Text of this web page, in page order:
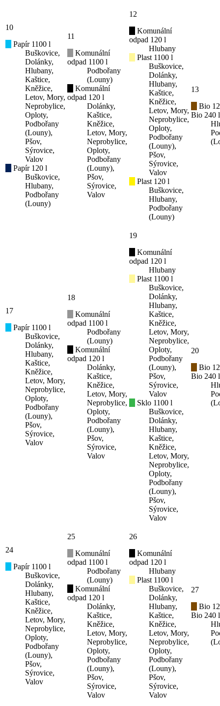
10
Papír 1100 l
Buškovice,
Dolánky,
Hlubany,
Kaštice,
Kněžice,
Letov, Mory,
Neprobylice,
Oploty,
Podbořany
(Louny),
Pšov,
Sýrovice,
Valov
Papír 120 l
Buškovice,
Hlubany,
Podbořany
(Louny)
11
Komunální
odpad 1100 l
Podbořany
(Louny)
Komunální
odpad 120 l
Dolánky,
Kaštice,
Kněžice,
Letov, Mory,
Neprobylice,
Oploty,
Podbořany
(Louny),
Pšov,
Sýrovice,
Valov
12
Komunální
odpad 120 l
Hlubany
Plast 1100 l
Buškovice,
Dolánky,
Hlubany,
Kaštice,
Kněžice,
Letov, Mory,
Neprobylice,
Oploty,
Podbořany
(Louny),
Pšov,
Sýrovice,
Valov
Plast 120 l
Buškovice,
Hlubany,
Podbořany
(Louny)
13
Bio
Bio 240 l
17
Papír 1100 l
Buškovice,
Dolánky,
Hlubany,
Kaštice,
Kněžice,
Letov, Mory,
Neprobylice,
Oploty,
Podbořany
(Louny),
Pšov,
Sýrovice,
Valov
18
Komunální
odpad 1100 l
Podbořany
(Louny)
Komunální
odpad 120 l
Dolánky,
Kaštice,
Kněžice,
Letov, Mory,
Neprobylice,
Oploty,
Podbořany
(Louny),
Pšov,
Sýrovice,
Valov
19
Komunální
odpad 120 l
Hlubany
Plast 1100 l
Buškovice,
Dolánky,
Hlubany,
Kaštice,
Kněžice,
Letov, Mory,
Neprobylice,
Oploty,
Podbořany
(Louny),
Pšov,
Sýrovice,
Valov
Sklo 1100 l
Buškovice,
Dolánky,
Hlubany,
Kaštice,
Kněžice,
Letov, Mory,
Neprobylice,
Oploty,
Podbořany
(Louny),
Pšov,
Sýrovice,
Valov
20
Bio
Bio 240 l
24
Papír 1100 l
Buškovice,
Dolánky,
Hlubany,
Kaštice,
Kněžice,
Letov, Mory,
Neprobylice,
Oploty,
Podbořany
(Louny),
Pšov,
Sýrovice,
Valov
25
Komunální
odpad 1100 l
Podbořany
(Louny)
Komunální
odpad 120 l
Dolánky,
Kaštice,
Kněžice,
Letov, Mory,
Neprobylice,
Oploty,
Podbořany
(Louny),
Pšov,
Sýrovice,
Valov
26
Komunální
odpad 120 l
Hlubany
Plast 1100 l
Buškovice,
Dolánky,
Hlubany,
Kaštice,
Kněžice,
Letov, Mory,
Neprobylice,
Oploty,
Podbořany
(Louny),
Pšov,
Sýrovice,
Valov
27
Bio
Bio 240 l